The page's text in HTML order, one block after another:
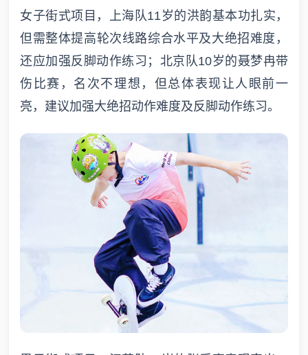
女子街式项目，上海队11岁的洪韵基本功扎实，
但需整体提高轮次线路综合水平及大绝招难度，
还应加强反脚动作练习；北京队10岁的聂梦冉带
伤比赛，名次不理想，但总体表现让人眼前一
亮，建议加强大绝招动作难度及反脚动作练习。